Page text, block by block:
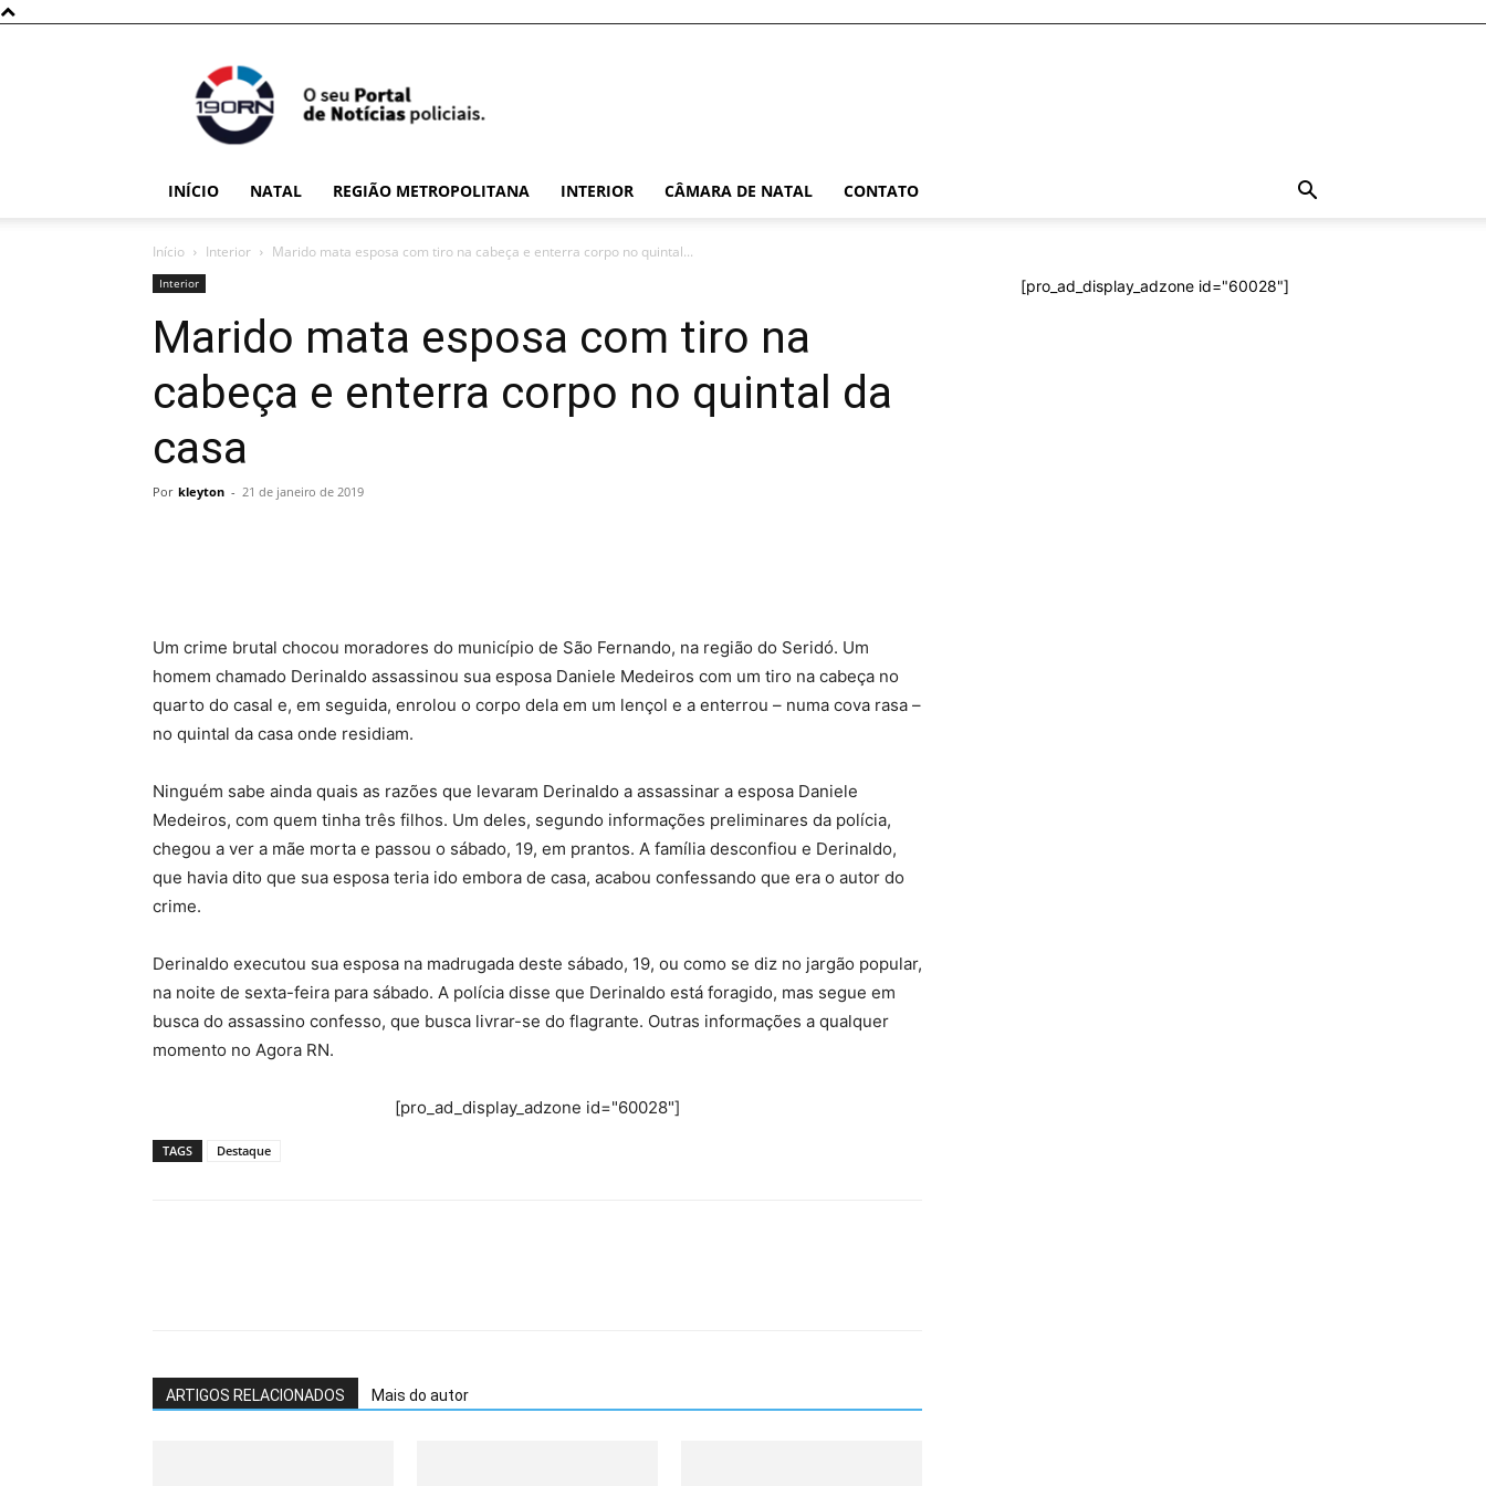
INÍCIO NATAL REGIÃO METROPOLITANA INTERIOR CÂMARA DE NATAL CONTATO
Início Interior Marido mata esposa com tiro na cabeça e enterra corpo no quintal...
Interior
Marido mata esposa com tiro na
cabeça e enterra corpo no quintal da
casa
Por kleyton - 21 de janeiro de 2019
Um crime brutal chocou moradores do município de São Fernando, na região do Seridó. Um
homem chamado Derinaldo assassinou sua esposa Daniele Medeiros com um tiro na cabeça no
quarto do casal e, em seguida, enrolou o corpo dela em um lençol e a enterrou – numa cova rasa –
no quintal da casa onde residiam.
Ninguém sabe ainda quais as razões que levaram Derinaldo a assassinar a esposa Daniele
Medeiros, com quem tinha três filhos. Um deles, segundo informações preliminares da polícia,
chegou a ver a mãe morta e passou o sábado, 19, em prantos. A família desconfiou e Derinaldo,
que havia dito que sua esposa teria ido embora de casa, acabou confessando que era o autor do
crime.
Derinaldo executou sua esposa na madrugada deste sábado, 19, ou como se diz no jargão popular,
na noite de sexta-feira para sábado. A polícia disse que Derinaldo está foragido, mas segue em
busca do assassino confesso, que busca livrar-se do flagrante. Outras informações a qualquer
momento no Agora RN.
[pro_ad_display_adzone id="60028"]
TAGS Destaque
ARTIGOS RELACIONADOS Mais do autor
[pro_ad_display_adzone id="60028"]